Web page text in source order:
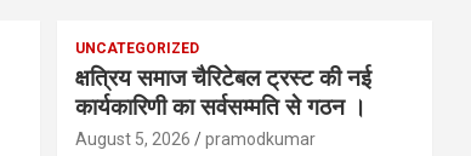
UNCATEGORIZED
क्षत्रिय समाज चैरिटेबल ट्रस्ट की नई
कार्यकारिणी का सर्वसम्मति से गठन ।
August 5, 2026 pramodkumar